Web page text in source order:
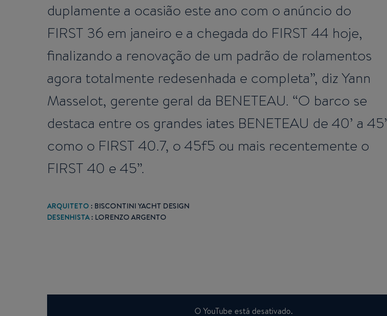
duplamente a ocasião este ano com o anúncio do
FIRST 36 em janeiro e a chegada do FIRST 44 hoje,
finalizando a renovação de um padrão de rolamentos
agora totalmente redesenhada e completa”, diz Yann
Masselot, gerente geral da BENETEAU. “O barco se
destaca entre os grandes iates BENETEAU de 40’ a 45’
como o FIRST 40.7, o 45f5 ou mais recentemente o
FIRST 40 e 45”.
ARQUITETO : BISCONTINI YACHT DESIGN
DESENHISTA: LORENZO ARGENTO
O YouTube está desativado.